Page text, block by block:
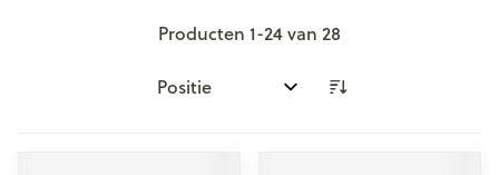
Producten 1-24van 28
Sorteer op: